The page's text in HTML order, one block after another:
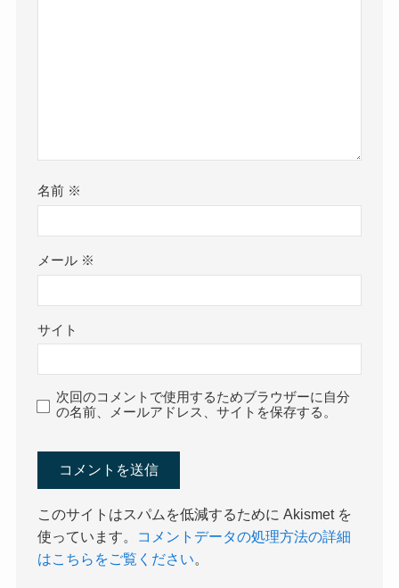
名前 ※
メール ※
サイト
次回のコメントで使用するためブラウザーに自分
の名前、メールアドレス、サイトを保存する。
このサイトはスパムを低減するために Akismet を
使っています。
コメントデータの処理方法の詳細
はこちらをご覧ください。